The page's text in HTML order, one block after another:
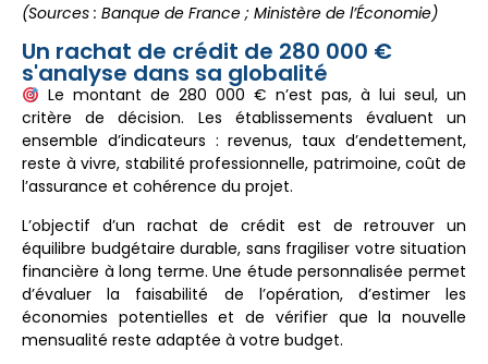
(Sources : Banque de France ; Ministère de l’Économie)
Un rachat de crédit de 280 000 €
s'analyse dans sa globalité
Le montant de 280 000 € n’est pas, à lui seul, un
critère de décision. Les établissements évaluent un
ensemble d’indicateurs : revenus, taux d’endettement,
reste à vivre, stabilité professionnelle, patrimoine, coût de
l’assurance et cohérence du projet.
L’objectif d’un rachat de crédit est de retrouver un
équilibre budgétaire durable, sans fragiliser votre situation
financière à long terme. Une étude personnalisée permet
d’évaluer la faisabilité de l’opération, d’estimer les
économies potentielles et de vérifier que la nouvelle
mensualité reste adaptée à votre budget.